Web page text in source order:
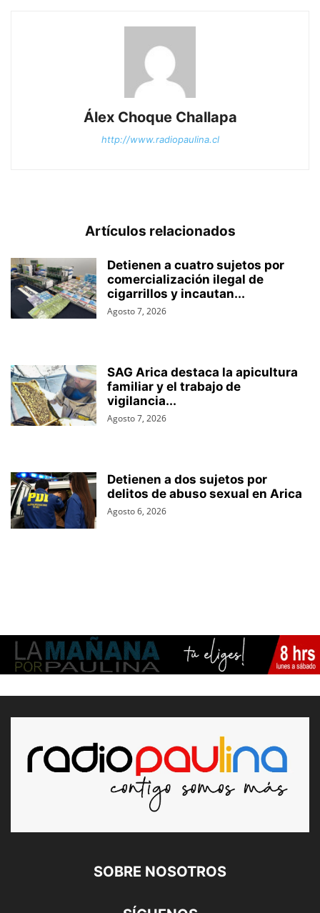
Álex Choque Challapa
http://www.radiopaulina.cl
Artículos relacionados
Detienen a cuatro sujetos por
comercialización ilegal de
cigarrillos y incautan...
Agosto 7, 2026
SAG Arica destaca la apicultura
familiar y el trabajo de
vigilancia...
Agosto 7, 2026
Detienen a dos sujetos por
delitos de abuso sexual en Arica
Agosto 6, 2026
SOBRE NOSOTROS